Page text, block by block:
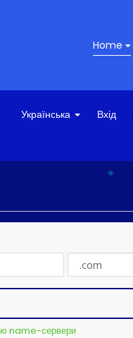
Home
Українська Вхід
name-сервери